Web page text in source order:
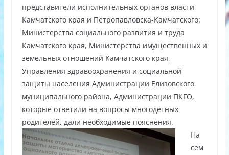
представители исполнительных органов власти
Камчатского края и Петропавловска-Камчатского:
Министерства социального развития и труда
Камчатского края, Министерства имущественных и
земельных отношений Камчатского края,
Управления здравоохранения и социальной
защиты населения Администрации Елизовского
муниципального района, Администрации ПКГО,
которые ответили на вопросы многодетных
родителей, дали необходимые пояснения.
На
сем